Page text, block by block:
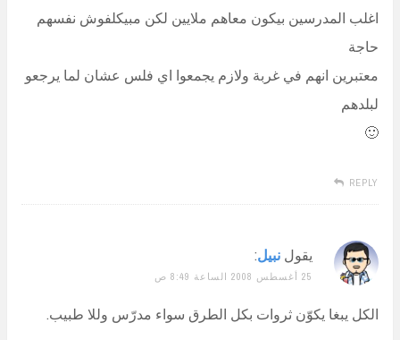
اغلب المدرسين بيكون معاهم ملايين لكن مبيكلفوش نفسهم
حاجة
معتبرين انهم في غربة ولازم يجمعوا اي فلس عشان لما يرجعو
لبلدهم
🙂
REPLY
يقول نبيل:
25 أغسطس 2008 الساعة 8:49 ص
الكل يبغا يكوّن ثروات بكل الطرق سواء مدرّس وللا طبيب.